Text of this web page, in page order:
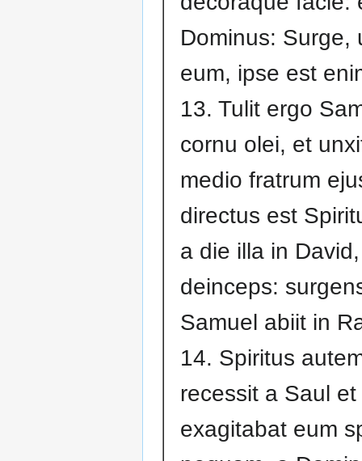
Dominus: Surge,
eum, ipse est
13. Tulit ergo
cornu olei, et
medio fratrum
directus est
a die illa in
deinceps:
Samuel abiit in
14. Spiritus
recessit a Saul et
exagitabat eum